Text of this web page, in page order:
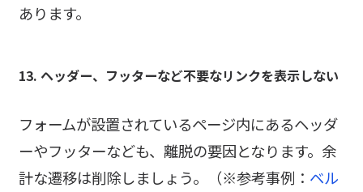
あります。
13. ヘッダー、フッターなど不要なリンクを表示しない
フォームが設置されているページ内にあるヘッダ
ーやフッターなども、離脱の要因となります。余
計な遷移は削除しましょう。（※参考事例： ベル